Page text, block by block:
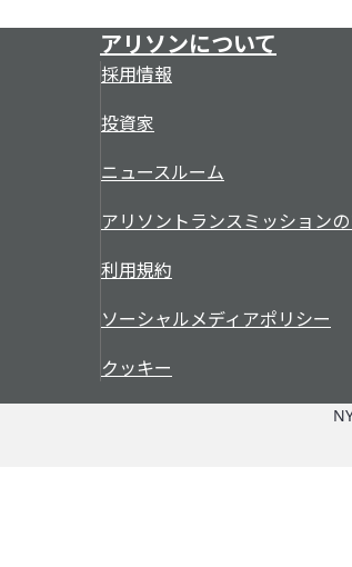
アリソンについて
採用情報
投資家
ニュースルーム
アリソントランスミッション
利用規約
ソーシャルメディアポリシー
クッキー